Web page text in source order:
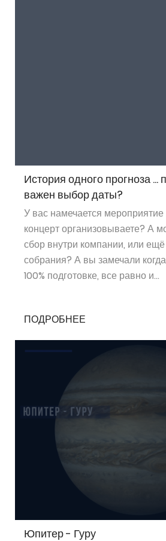
История одного прогноза ...
важен выбор даты?
У вас намечается
концерт организовываете? А
сбор внутри компании, или
собрания? А вы замечали
100% подготовке, все равно и...
ПОДРОБНЕЕ
Юпитер - Гуру